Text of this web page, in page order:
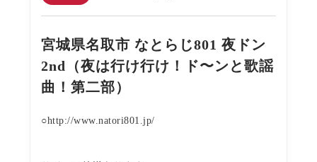
宮城県名取市 なとらじ801 夜ドン
2nd（夜は行け行け！ド〜ンと歌謡
曲！第二部）
○http://www.natori801.jp/